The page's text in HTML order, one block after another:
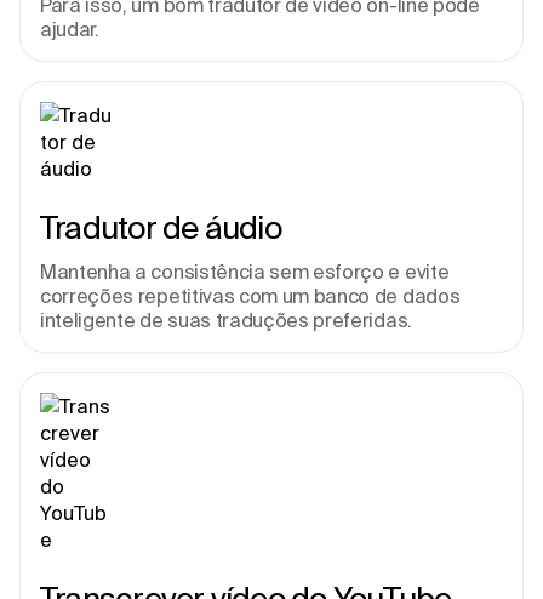
Para isso, um bom tradutor de vídeo on-line pode
ajudar.
Tradutor de áudio
Mantenha a consistência sem esforço e evite
correções repetitivas com um banco de dados
inteligente de suas traduções preferidas.